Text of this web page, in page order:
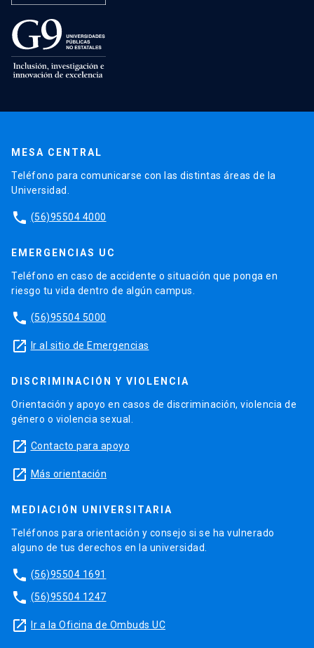
MESA CENTRAL
Teléfono para comunicarse con las distintas áreas de la
Universidad.
phone (56)95504 4000
EMERGENCIAS UC
Teléfono en caso de accidente o situación que ponga en
riesgo tu vida dentro de algún campus.
phone (56)95504 5000
launch Ir al sitio de Emergencias
DISCRIMINACIÓN Y VIOLENCIA
Orientación y apoyo en casos de discriminación, violencia de
género o violencia sexual.
launch Contacto para apoyo
launch Más orientación
MEDIACIÓN UNIVERSITARIA
Teléfonos para orientación y consejo si se ha vulnerado
alguno de tus derechos en la universidad.
phone (56)95504 1691
phone (56)95504 1247
launch Ir a la Oficina de Ombuds UC